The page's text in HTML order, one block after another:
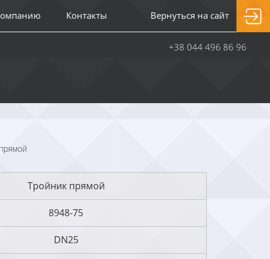
Контакты Вернуться на сайт
+38 044 496 86 96
Тройник прямой
8948-75
DN25